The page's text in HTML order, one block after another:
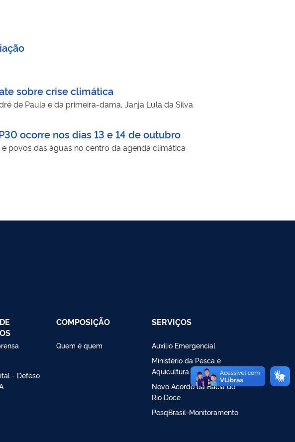
sobre crise climática
de Paula e da primeira-dama, Janja Lula da Silva
ocorre nos dias 13 e 14 de outubro
povos das águas no centro da agenda climática
- Defeso
COMPOSIÇÃO
Quem é quem
SERVIÇOS
Auxílio Emergencial
Ministério da Pesca e
Aquicultura
Novo Acordo da Bacia do
Rio Doce
PesqBrasil-Monitoramento